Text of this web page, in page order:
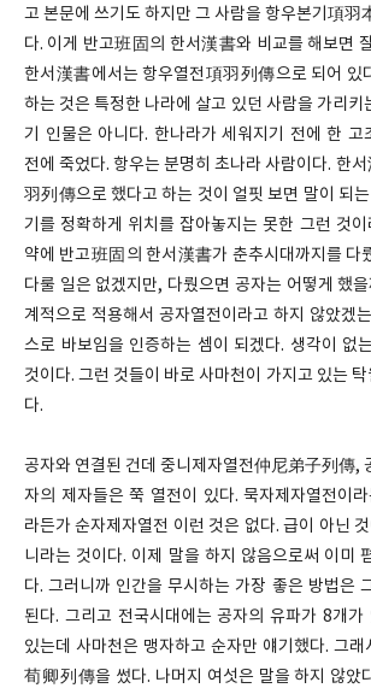
고 본문에 쓰기도 하지만 그 사람을 항우본기項羽
다. 이게 반고班固의 한서漢書와 비교를 해보면
한서漢書에서는 항우열전項羽列傳으로 되어 있
하는 것은 특정한 나라에 살고 있던 사람을 가리키
기 인물은 아니다. 한나라가 세워지기 전에 한 고
전에 죽었다. 항우는 분명히 초나라 사람이다. 한
羽列傳으로 했다고 하는 것이 얼핏 보면 말이 되
기를 정확하게 위치를 잡아놓지는 못한 그런 것
약에 반고班固의 한서漢書가 춘추시대까지를 다
다룰 일은 없겠지만, 다뤘으면 공자는 어떻게 했을
계적으로 적용해서 공자열전이라고 하지 않았겠
스로 바보임을 인증하는 셈이 되겠다. 생각이 없
것이다. 그런 것들이 바로 사마천이 가지고 있는 탁
다.
공자와 연결된 건데 중니제자열전仲尼弟子列傳,
자의 제자들은 쭉 열전이 있다. 묵자제자열전이라
라든가 순자제자열전 이런 것은 없다. 급이 아닌
니라는 것이다. 이제 말을 하지 않음으로써 이미
다. 그러니까 인간을 무시하는 가장 좋은 방법은
된다. 그리고 전국시대에는 공자의 유파가 8개가
있는데 사마천은 맹자하고 순자만 얘기했다. 그
荀卿列傳을 썼다. 나머지 여섯은 말을 하지 않았